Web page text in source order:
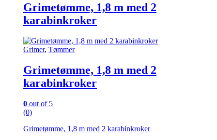
Grimetømme, 1,8 m med 2
karabinkroker
Grimer, Tømmer
Grimetømme, 1,8 m med 2
karabinkroker
0 out of 5
(0)
Grimetømme, 1,8 m med 2 karabinkroker